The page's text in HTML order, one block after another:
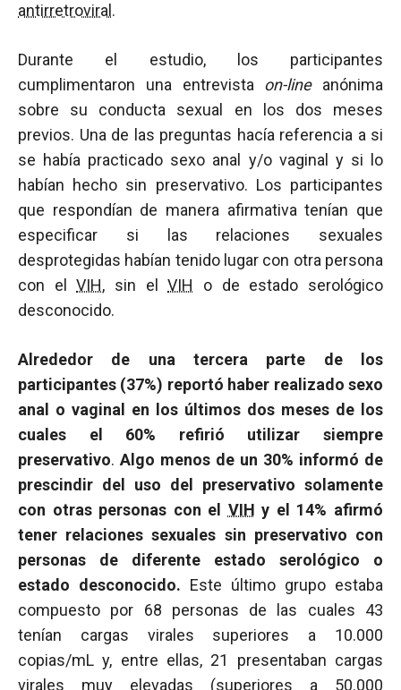
antirretroviral .
Durante el estudio, los participantes
cumplimentaron una entrevista on-lineanónima
sobre su conducta sexual en los dos meses
previos. Una de las preguntas hacía referencia a si
se había practicado sexo anal y/o vaginal y si lo
habían hecho sin preservativo. Los participantes
que respondían de manera afirmativa tenían que
especificar si las relaciones sexuales
desprotegidas habían tenido lugar con otra persona
con elVIH, sin elVIH
o de estado serológico
desconocido.
Alrededor de una tercera parte de los
participantes (37%) reportó haber realizado sexo
anal o vaginal en los últimos dos meses de los
cuales el 60% refirió utilizar siempre
preservativo. Algo menos de un 30% informó de
prescindir del uso del preservativo solamente
con otras personas con el VIH y el 14% afirmó
tener relaciones sexuales sin preservativo con
personas de diferente estado serológico o
estado desconocido. Este último grupo estaba
compuesto por 68 personas de las cuales 43
tenían cargas virales superiores a 10.000
copias/mL y, entre ellas, 21 presentaban cargas
virales muy elevadas (superiores a 50.000